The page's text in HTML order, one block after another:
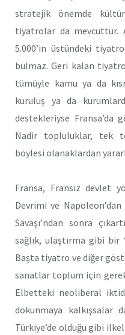
stratejik önemde
tiyatrolar da mevcuttur.
5.000’in üstündeki
bulmaz. Geri kalan
tümüyle kamu ya da
kuruluş ya da
destekleriyse Fransa’da
Nadir topluluklar, tek
böylesi olanaklardan
Fransa, Fransız devlet
Devrimi ve
Savaşı’ndan sonra
sağlık, ulaştırma gibi bir
Başta tiyatro ve diğer
sanatlar toplum için
Elbetteki neoliberal
dokunmaya
Türkiye’de olduğu gibi